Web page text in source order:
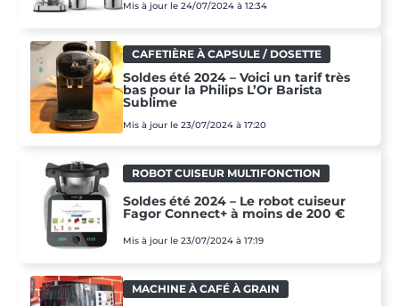
Mis à jour le 24/07/2024 à 12:34
CAFETIÈRE À CAPSULE / DOSETTE
Soldes été 2024 – Voici un tarif très
bas pour la Philips L’Or Barista
Sublime
Mis à jour le 23/07/2024 à 17:20
ROBOT CUISEUR MULTIFONCTION
Soldes été 2024 – Le robot cuiseur
Fagor Connect+ à moins de 200 €
Mis à jour le 23/07/2024 à 17:19
MACHINE À CAFÉ À GRAIN